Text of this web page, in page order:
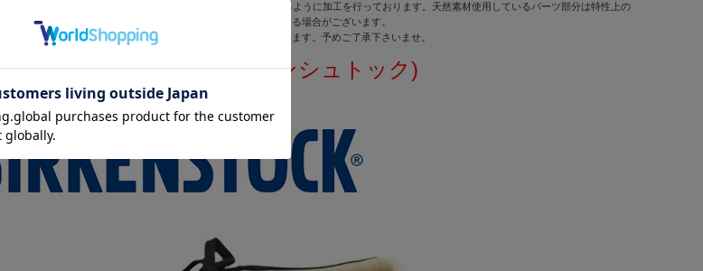
など、BIRKENSTOCKでは傷や自然の特長をそのまま活かせるように加工を行っております。天然素材使用しているパーツ部分は特性上の
ん。また、レザーの色合いにつきましても入荷時期により異なる場合がございます。
、色味等、入荷時期によりマイナーチェンジの可能性がございます。予めご了承下さいませ。
BIRKENSTOCK(ビルケンシュトック)
正規取扱店